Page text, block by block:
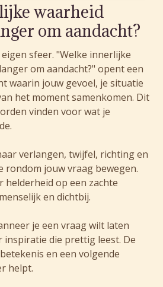
waarheid
om aandacht?
sfeer. "Welke innerlijke
om aandacht?" opent een
waarin jouw gevoel, je situatie
het moment samenkomen. Dit
vinden voor wat je
verlangen, twijfel, richting en
rondom jouw vraag bewegen.
op een zachte
en dichtbij.
je een vraag wilt laten
inspiratie die prettig leest. De
en een volgende
helpt.